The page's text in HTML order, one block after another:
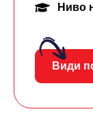
Ниво
Види